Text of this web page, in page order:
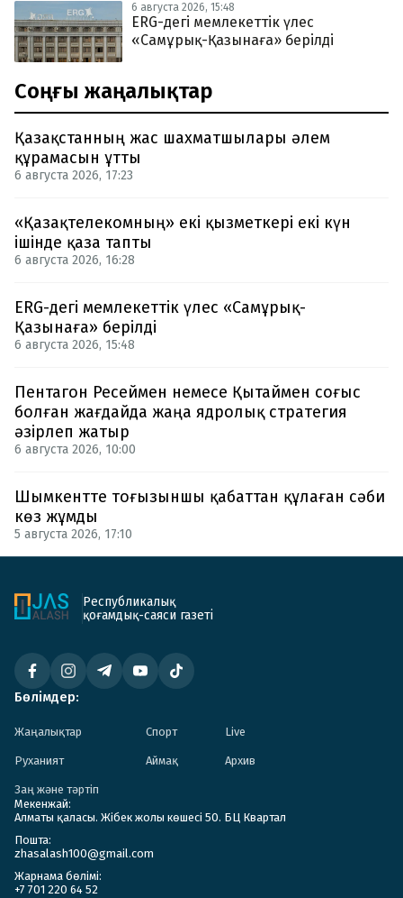
6 августа 2026, 15:48
ERG-дегі мемлекеттік үлес
«Самұрық-Қазынаға» берілді
Соңғы жаңалықтар
Қазақстанның жас шахматшылары әлем
құрамасын ұтты
6 августа 2026, 17:23
«Қазақтелекомның» екі қызметкері екі күн
ішінде қаза тапты
6 августа 2026, 16:28
ERG-дегі мемлекеттік үлес «Самұрық-
Қазынаға» берілді
6 августа 2026, 15:48
Пентагон Ресеймен немесе Қытаймен соғыс
болған жағдайда жаңа ядролық стратегия
әзірлеп жатыр
6 августа 2026, 10:00
Шымкентте тоғызыншы қабаттан құлаған сәби
көз жұмды
5 августа 2026, 17:10
Республикалық
қоғамдық-саяси газеті
Бөлімдер:
Жаңалықтар Спорт Live
Руханият Аймақ Архив
Заң және тәртіп
Мекенжай:
Алматы қаласы. Жібек жолы көшесі 50. БЦ Квартал
Пошта:
zhasalash100@gmail.com
Жарнама бөлімі:
+7 701 220 64 52